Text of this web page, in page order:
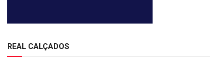
REAL CALÇADOS